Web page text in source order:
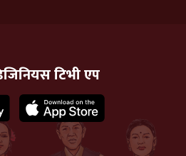
टिभी एप